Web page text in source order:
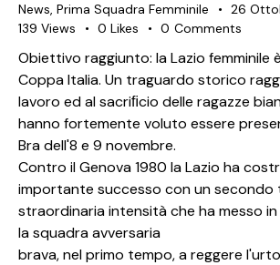
News, Prima Squadra Femminile
26
139 Views 0 Likes 0 Comments
Obiettivo raggiunto: la Lazio femminile
Coppa Italia. Un traguardo storico
lavoro ed al sacriﬁcio delle ragazze
hanno fortemente voluto essere
Bra dell'8 e 9 novembre.
Contro il Genova 1980 la Lazio ha
importante successo con un secondo
straordinaria intensità che ha messo
la squadra avversaria
brava, nel primo tempo, a reggere